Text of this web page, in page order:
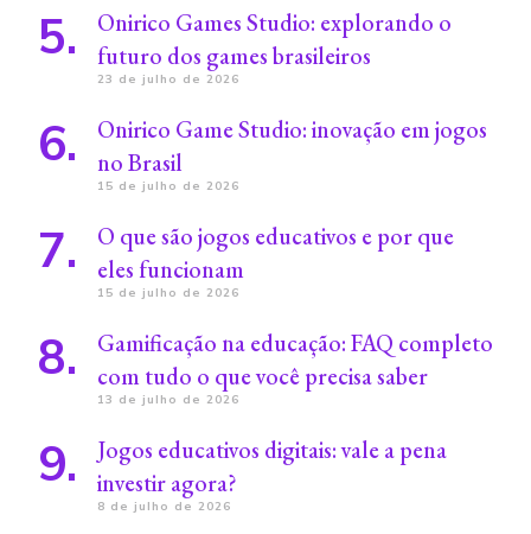
Onirico Games Studio: explorando o
futuro dos games brasileiros
23 de julho de 2026
Onirico Game Studio: inovação em jogos
no Brasil
15 de julho de 2026
O que são jogos educativos e por que
eles funcionam
15 de julho de 2026
Gamificação na educação: FAQ completo
com tudo o que você precisa saber
13 de julho de 2026
Jogos educativos digitais: vale a pena
investir agora?
8 de julho de 2026